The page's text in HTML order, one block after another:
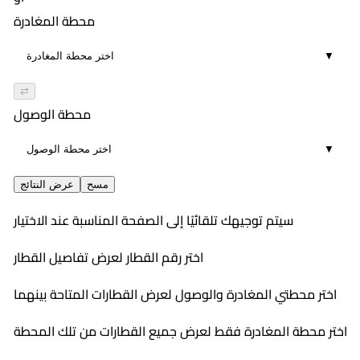
01:09
٧:٠٠ PM
01:07
11
558
٩:٢٩ PM
١٠:٣٤ PM
01:05
محطة المغادرة
▼
⇄
محطة الوصول
▼
عرض النتائج مسح
سيتم توجيهك تلقائيًا إلى الصفحة المناسبة عند الاختيار
اختر رقم القطار لعرض تفاصيل القطار
اختر محطتي المغادرة والوصول لعرض القطارات المتاحة بينهما
اختر محطة المغادرة فقط لعرض جميع القطارات من تلك المحطة